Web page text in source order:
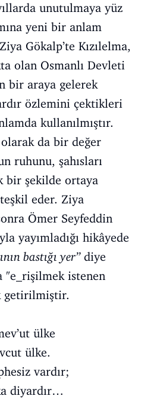
unutulmaya yüz
yeni bir anlam
Gökalp’te Kızılelma,
olan Osmanlı Devleti
bir araya gelerek
özlemini çektikleri
kullanılmıştır.
da bir değer
ruhunu, şahısları
şekilde ortaya
eder. Ziya
Ömer Seyfeddin
yayımladığı hikâyede
bastığı yer”diye
"e_rişilmek istenen
getirilmiştir.
ülke
ülke.
vardır;
diyardır…